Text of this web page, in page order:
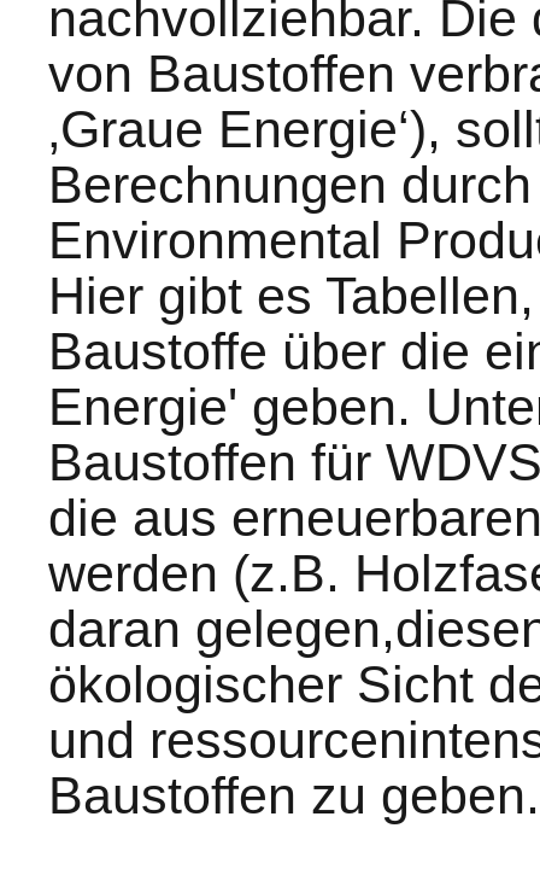
nachvollziehbar.
von Baustoffen
‚Graue Energie‘),
Berechnungen
Environmental
Hier gibt es
Baustoffe über die
Energie' geben.
Baustoffen für
die aus
werden (z.B.
daran
ökologischer Sicht
und
Baustoffen zu geben.